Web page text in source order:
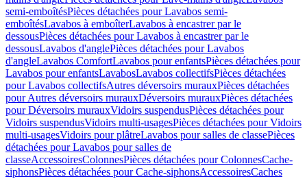
semi-emboîtésPièces détachées pour Lavabos semi-
emboîtésLavabos à emboîterLavabos à encastrer par le
dessousPièces détachées pour Lavabos à encastrer par le
dessousLavabos d'anglePièces détachées pour Lavabos
d'angleLavabos ComfortLavabos pour enfantsPièces détachées pour
Lavabos pour enfantsLavabosLavabos collectifsPièces détachées
pour Lavabos collectifsAutres déversoirs murauxPièces détachées
pour Autres déversoirs murauxDéversoirs murauxPièces détachées
pour Déversoirs murauxVidoirs suspendusPièces détachées pour
Vidoirs suspendusVidoirs multi-usagesPièces détachées pour Vidoirs
multi-usagesVidoirs pour plâtreLavabos pour salles de classePièces
détachées pour Lavabos pour salles de
classeAccessoiresColonnesPièces détachées pour ColonnesCache-
siphonsPièces détachées pour Cache-siphonsAccessoiresCaches